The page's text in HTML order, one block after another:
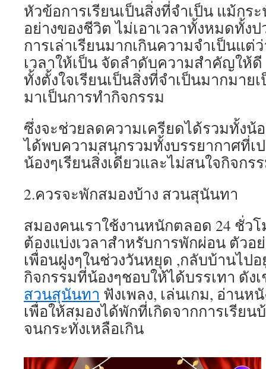
หัวข้อการเรียนเป็นสิ่งที่จำเป็น แม้กร
อย่างของชีวิต ไม่เอาเวลาทั้งหมดทั้ง
การเล่าเรียนมากเกินความจำเป็นแต่
เวลาให้เป็น จัดลำดับความสำคัญให้
ทั้งตั้งใจเรียนเป็นสิ่งที่จำเป็นมากมา
มาเป็นการทำกิจกรรม
ซึ่งจะช่วยลดความเครียดได้รวมทั้งน้
ได้พบความสนุกรวมทั้งบรรยากาศที่เ
น้องๆเรียนสิ่งเดียวและไม่สนใจกิจกร
2.ควรจะพักสมองบ้าง สวนสุนันทา
สมองคนเราใช้งานหนักตลอด 24 ชั่ว
ต้องแบ่งเวลาสำหรับการพักผ่อน ตัวอ
เพื่อนฝูงๆในช่วงวันหยุด ,กลับบ้านไป
กิจกรรมที่น้องๆชอบให้ได้บรรเทา ดัง
สวนสุนันทา ฟังเพลง, เล่นเกม, อ่านห
เพื่อให้สมองได้พักที่เกิดจากการเรียน
จนกระทั่งเหลือเกิน